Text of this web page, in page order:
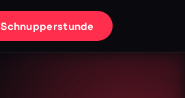
Schnupperstunde